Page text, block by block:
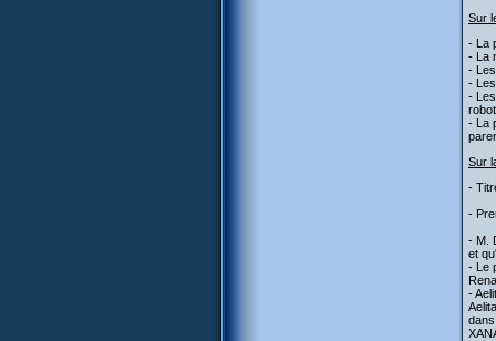
Sur
- La
- La
-
-
-
- La
Sur
-
-
- M.
et
- Le
-